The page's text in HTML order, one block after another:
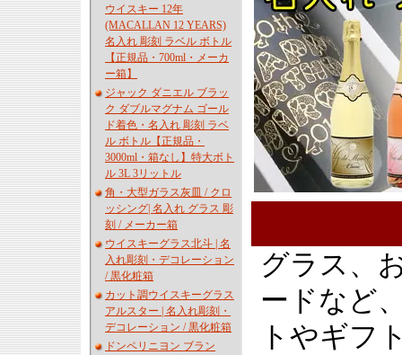
ウイスキー 12年
(MACALLAN 12 YEARS)
名入れ 彫刻 ラベル ボトル
【正規品・700ml・メーカ
ー箱】
ジャック ダニエル ブラッ
ク ダブルマグナム ゴール
ド着色・名入れ 彫刻 ラベ
ル ボトル【正規品・
3000ml・箱なし】特大ボト
ル 3L 3リットル
角・大型ガラス灰皿 / クロ
ッシング| 名入れ グラス 彫
刻 / メーカー箱
ウイスキーグラス北斗 | 名
入れ彫刻・デコレーション
/ 黒化粧箱
カット調ウイスキーグラス
アルスター | 名入れ彫刻・
デコレーション / 黒化粧箱
ドンペリニヨン ブラン
グラス、
ードなど
トやギフ